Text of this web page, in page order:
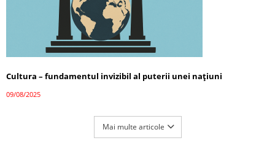
Cultura – fundamentul invizibil al puterii unei națiuni
09/08/2025
Mai multe articole